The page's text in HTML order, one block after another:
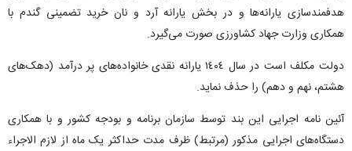
هدفمندسازی یارانه‌ها و در بخش یارانه آرد و نان خرید تضمینی گندم با
همکاری وزارت جهاد کشاورزی صورت می‌گیرد.
دولت مکلف است در سال ١٤٠٤ یارانه نقدی خانواده‌های پر درآمد (دهک‌های
هشتم، نهم و دهم) را حذف نماید.
آئین نامه اجرایی این بند توسط سازمان برنامه و بودجه کشور و با همکاری
دستگاه‌های اجرایی مذکور (مرتبط) ظرف مدت حداکثر یک ماه از لازم الاجراء